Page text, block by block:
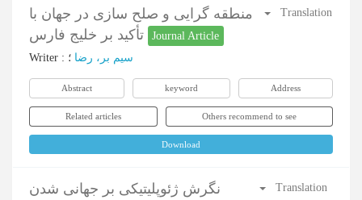
منطقه گرایی و صلح سازی در جهان با
Journal Article
Translation
Writer : سیم بر، رضا ؛
Abstract keyword Address
Related articles Others recommend to see
Download
نگرش ژئوپلیتیکی بر جهانی شدن
Translation